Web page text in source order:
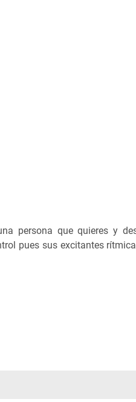
persona que quieres y
pues sus excitantes